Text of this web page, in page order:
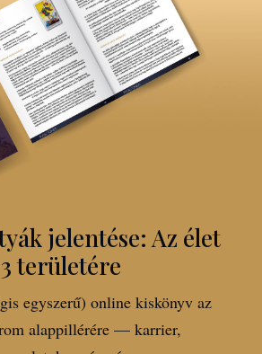
jelentése: Az élet
3 területére
egyszerű) online kiskönyv az
alappillérére — karrier,